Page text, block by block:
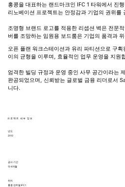
홍콩을 대표하는 랜드마크인 IFC 1 타워에서 진
리노베이션 프로젝트는 안정감과 기업의 권위를
조명형 브랜드 로고를 적용한 리셉션 벽은 전문
버를 조망하는 임원용 보드룸은 기업의 품격과
오픈 플랜 워크스테이션과 유리 파티션으로 구
이의 균형을 이루며, 효율적인 업무 운영을 지원
엄격한 빌딩 규정과 운영 중인 사무 공간이라는
완공되었으며, 신뢰받는 글로벌 금융 리더로서
니다.
프로젝트 세부 정보
공사 기간
약 4개월
위치
홍콩 센트럴 IFC 1
년도
2012